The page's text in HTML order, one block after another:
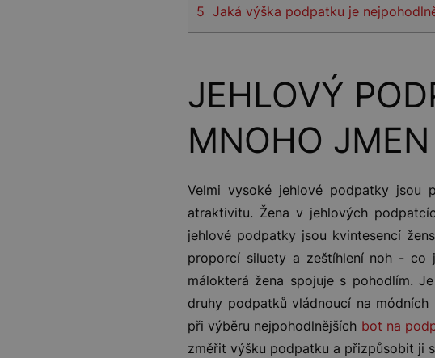
5 Jaká výška podpatku je
JEHLOVÝ
MNOHO JMEN
Velmi vysoké jehlové podpatky jsou
atraktivitu. Žena v jehlových
jehlové podpatky jsou kvintesencí
proporcí siluety a zeštíhlení noh - co
málokterá žena spojuje s pohodlím.
druhy podpatků vládnoucí na
při výběru nejpohodlnějších bot na
změřit výšku podpatku a přizpůsobit ji